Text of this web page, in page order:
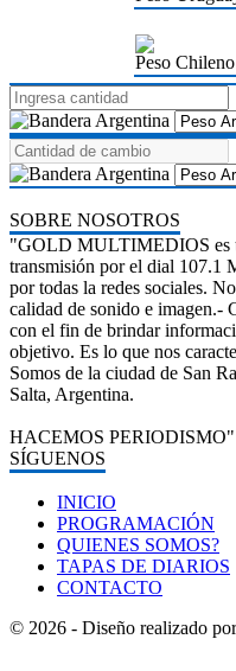
Peso Chileno
SOBRE NOSOTROS
"GOLD MULTIMEDIOS es
transmisión por el dial 107.1
por todas la redes sociales.
calidad de sonido e imagen.-
con el fin de brindar
objetivo. Es lo que nos
Somos de la ciudad de San
Salta, Argentina.
HACEMOS PERIODISMO"
SÍGUENOS
INICIO
PROGRAMACIÓN
QUIENES SOMOS?
TAPAS DE DIARIOS
CONTACTO
© 2026 - Diseño realizado